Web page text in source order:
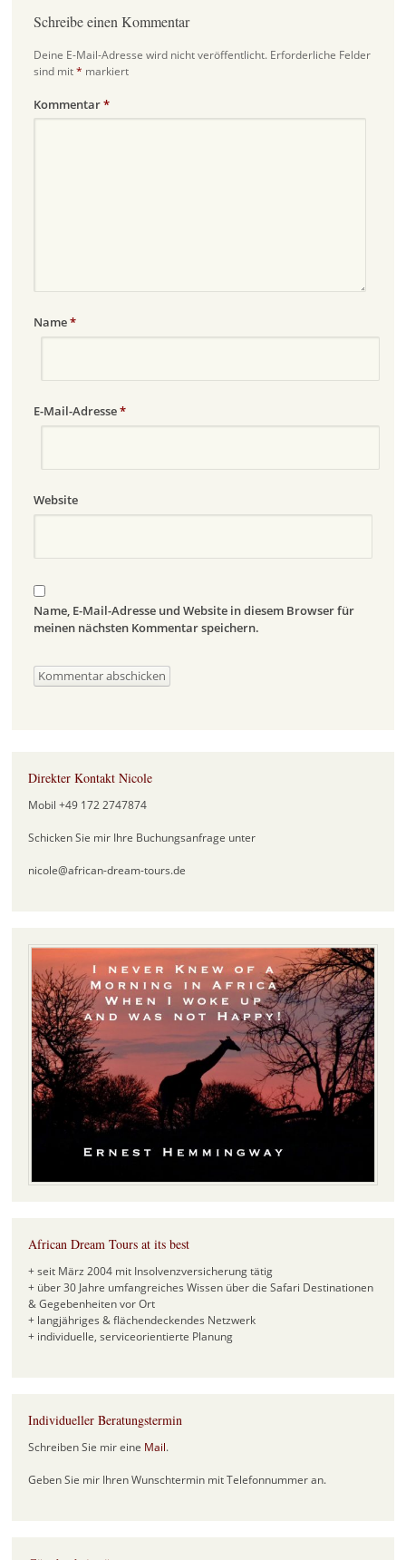
Schreibe einen Kommentar
Deine E-Mail-Adresse wird nicht veröffentlicht. Erforderliche Felder
sind mit* markiert
Kommentar*
Name*
E-Mail-Adresse*
Website
Name, E-Mail-Adresse und Website in diesem Browser für
meinen nächsten Kommentar speichern.
Direkter Kontakt Nicole
Mobil +49 172 2747874
Schicken Sie mir Ihre Buchungsanfrage unter
nicole@african-dream-tours.de
African Dream Tours at its best
+ seit März 2004 mit Insolvenzversicherung tätig
+ über 30 Jahre umfangreiches Wissen über die Safari Destinationen
& Gegebenheiten vor Ort
+ langjähriges & flächendeckendes Netzwerk
+ individuelle, serviceorientierte Planung
Individueller Beratungstermin
Schreiben Sie mir eine Mail.
Geben Sie mir Ihren Wunschtermin mit Telefonnummer an.